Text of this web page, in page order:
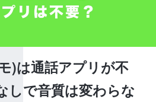
)は通話アプリが不
しで音質は変わらな